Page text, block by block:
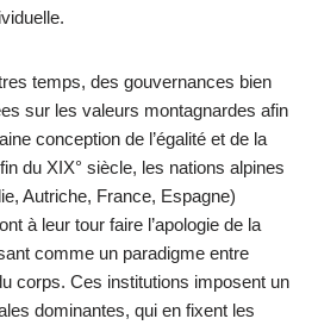
temps, des gouvernances bien
sur les valeurs montagnardes afin
conception de l’égalité et de la
du XIX° siècle, les nations alpines
Autriche, France, Espagne)
à leur tour faire l’apologie de la
comme un paradigme entre
corps. Ces institutions imposent un
dominantes, qui en fixent les